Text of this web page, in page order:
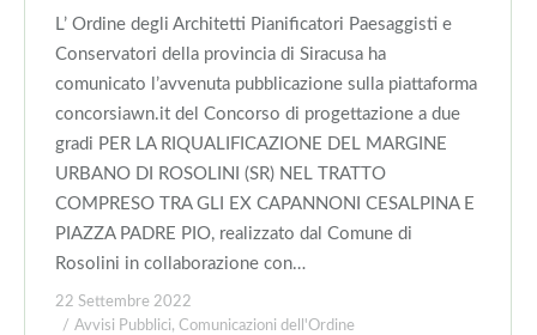
L’ Ordine degli Architetti Pianificatori Paesaggisti e
Conservatori della provincia di Siracusa ha
comunicato l’avvenuta pubblicazione sulla piattaforma
concorsiawn.it del Concorso di progettazione a due
gradi PER LA RIQUALIFICAZIONE DEL MARGINE
URBANO DI ROSOLINI (SR) NEL TRATTO
COMPRESO TRA GLI EX CAPANNONI CESALPINA E
PIAZZA PADRE PIO, realizzato dal Comune di
Rosolini in collaborazione con…
22 Settembre 2022
Avvisi Pubblici, Comunicazioni dell'Ordine